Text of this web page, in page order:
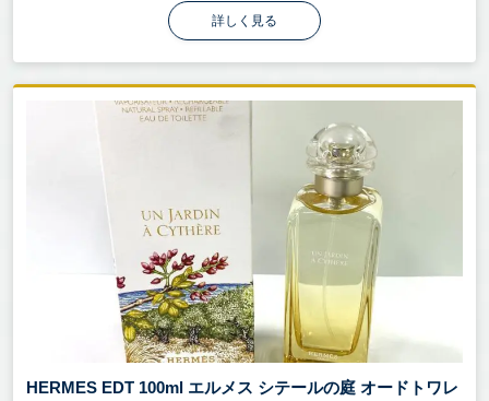
詳しく見る
HERMES EDT 100ml エルメス シテールの庭 オードトワレ